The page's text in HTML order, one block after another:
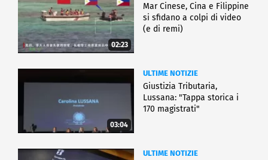
02:23
Mar Cinese, Cina e Filippine
si sfidano a colpi di video
(e di remi)
03:04
ULTIME NOTIZIE
Giustizia Tributaria,
Lussana: "Tappa storica i
170 magistrati"
ULTIME NOTIZIE